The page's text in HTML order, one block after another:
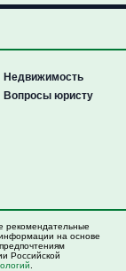
Недвижимость
Вопросы юристу
рекомендательные
на основе
Российской